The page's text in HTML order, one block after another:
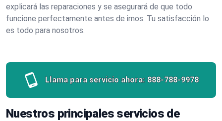
explicará las reparaciones y se asegurará de que todo
funcione perfectamente antes de irnos. Tu satisfacción lo
es todo para nosotros.
Llama para servicio ahora: 888-788-9978
Nuestros principales servicios de